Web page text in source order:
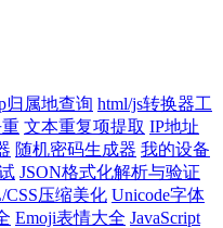
归属地查询 html/js转换器工
文本重复项提取 IP地址
随机密码生成器 我的设备
JSON格式化解析与验证
CSS压缩美化 Unicode字体
Emoji表情大全 JavaScript